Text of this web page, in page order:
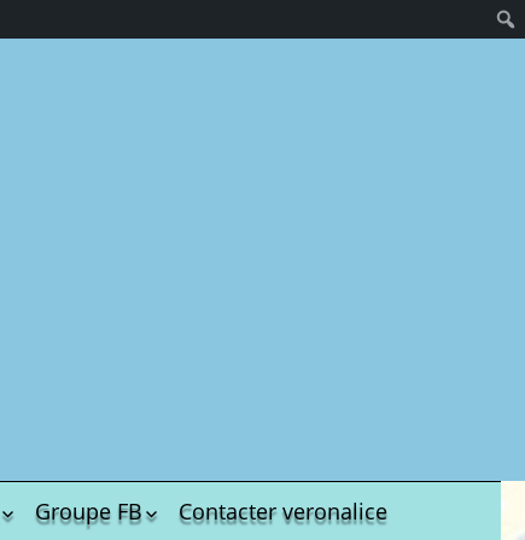
Groupe FB
Contacter veronalice